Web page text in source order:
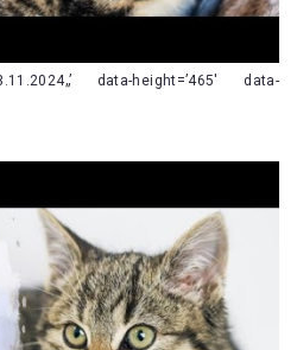
data-height=’465′ data-